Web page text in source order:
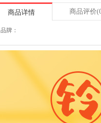
商品详情 商品评价
品牌：